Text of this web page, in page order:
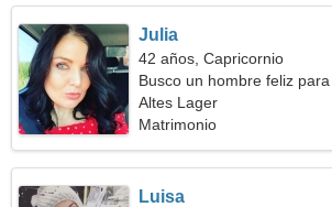
Julia
42 años, Capricornio
Busco un hombre feliz
Altes Lager
Matrimonio
Luisa